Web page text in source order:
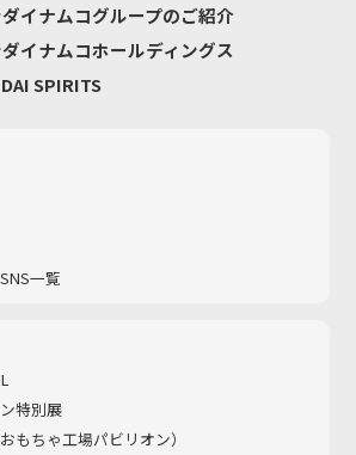
イナムコグループのご紹介
イナムコホールディングス
SPIRITS
一覧
特別展
もちゃ工場パビリオン）​